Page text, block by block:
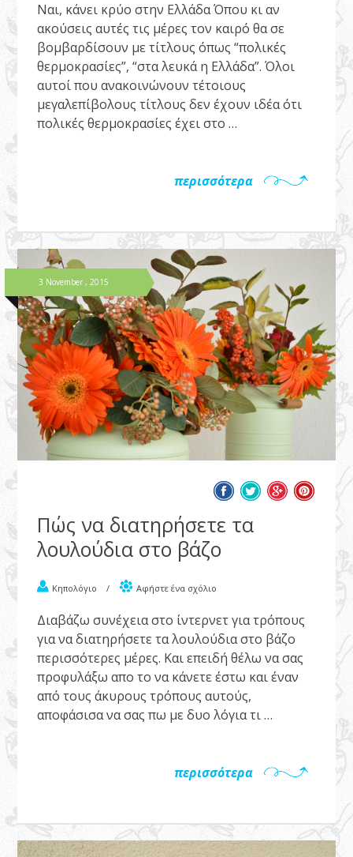
Ναι, κάνει κρύο στην Ελλάδα Όπου κι αν
ακούσεις αυτές τις μέρες τον καιρό θα σε
βομβαρδίσουν με τίτλους όπως “πολικές
θερμοκρασίες”, “στα λευκά η Ελλάδα”. Όλοι
αυτοί που ανακοινώνουν τέτοιους
μεγαλεπίβολους τίτλους δεν έχουν ιδέα ότι
πολικές θερμοκρασίες έχει στο …
περισσότερα
3 November , 2015
Πώς να διατηρήσετε τα
λουλούδια στο βάζο
Κηπολόγιο / Αφήστε ένα σχόλιο
Διαβάζω συνέχεια στο ίντερνετ για τρόπους
για να διατηρήσετε τα λουλούδια στο βάζο
περισσότερες μέρες. Και επειδή θέλω να σας
προφυλάξω απο το να κάνετε έστω και έναν
από τους άκυρους τρόπους αυτούς,
αποφάσισα να σας πω με δυο λόγια τι …
περισσότερα